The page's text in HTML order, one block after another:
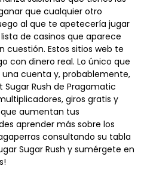
que cualquier otro
al que te apetecería jugar
de casinos que aparece
cuestión. Estos sitios web te
con dinero real. Lo único que
cuenta y, probablemente,
Sugar Rush de Pragamatic
giros gratis y
aumentan tus
aprender más sobre los
consultando su tabla
Sugar Rush y sumérgete en